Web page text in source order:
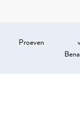
Proeven